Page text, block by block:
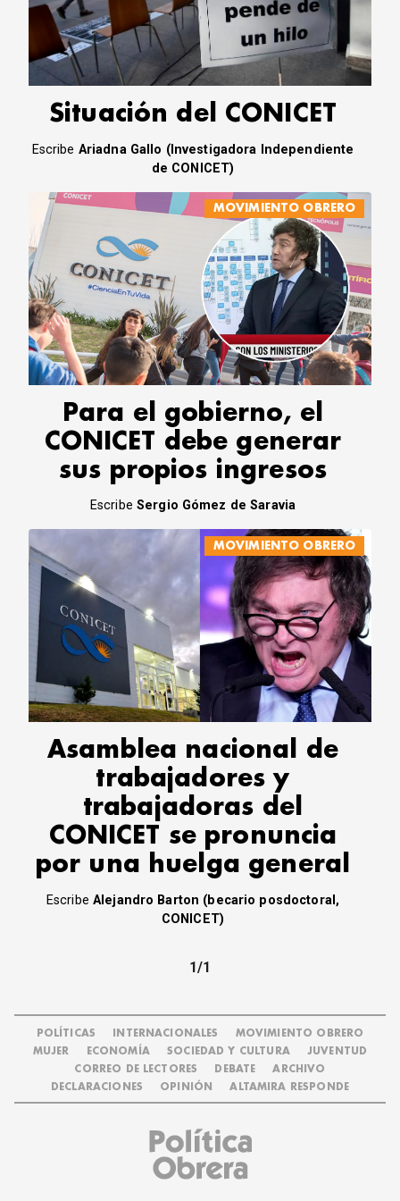
CORREO DE LECTORES
DEBATE
ARCHIVO
DECLARACIONES
OPINIÓN
Política Obrera Revista
CONTACTO
Situación del CONICET
Escribe Ariadna Gallo (Investigadora Independiente
de CONICET)
MOVIMIENTO OBRERO
Para el gobierno, el
CONICET debe generar
sus propios ingresos
Escribe Sergio Gómez de Saravia
MOVIMIENTO OBRERO
Asamblea nacional de
trabajadores y
trabajadoras del
CONICET se pronuncia
por una huelga general
Escribe Alejandro Barton (becario posdoctoral,
CONICET)
1/1
POLÍTICAS INTERNACIONALES
MOVIMIENTO OBRERO
MUJER
ECONOMÍA SOCIEDAD Y CULTURA
JUVENTUD
CORREO DE LECTORES
DEBATE
ARCHIVO
DECLARACIONES
OPINIÓN ALTAMIRA RESPONDE